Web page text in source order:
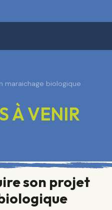
maraichage biologique
À VENIR
son projet